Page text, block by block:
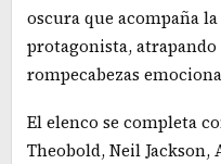
oscura que acompaña
protagonista,
rompecabezas
El elenco se completa
Theobold, Neil